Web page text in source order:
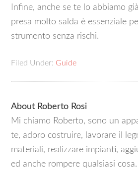
Infine, anche se te lo abbiamo
presa molto salda è essenziale
strumento senza rischi.
Filed Under: Guide
About Roberto Rosi
Mi chiamo Roberto, sono un
te, adoro costruire, lavorare il
materiali, realizzare impianti,
ed anche rompere qualsiasi cosa.